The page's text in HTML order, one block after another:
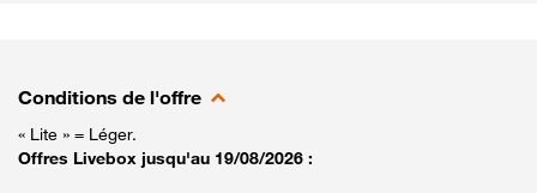
Conditions de l'offre
« Lite » = Léger.
Offres Livebox jusqu'au 19/08/2026 :